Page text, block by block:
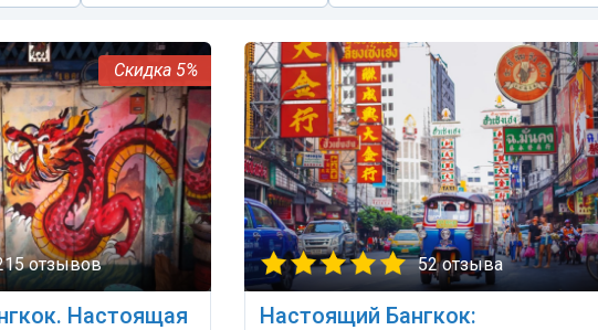
5%
отзывов
Настоящая
52 отзыва
Настоящий Бангкок: